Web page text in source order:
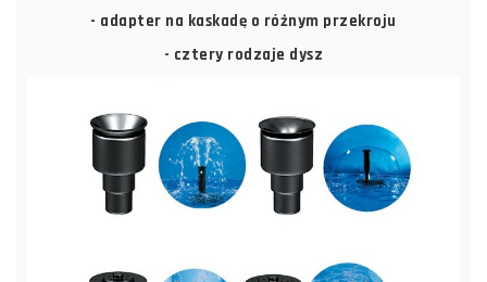
- adapter na kaskadę o różnym przekroju
- cztery rodzaje dysz